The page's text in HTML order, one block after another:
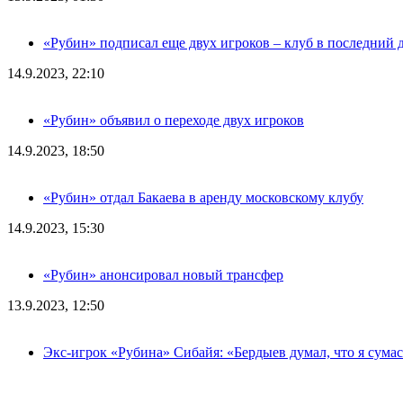
«Рубин» подписал еще двух игроков – клуб в последний
14.9.2023, 22:10
«Рубин» объявил о переходе двух игроков
14.9.2023, 18:50
«Рубин» отдал Бакаева в аренду московскому клубу
14.9.2023, 15:30
«Рубин» анонсировал новый трансфер
13.9.2023, 12:50
Экс-игрок «Рубина» Сибайя: «Бердыев думал, что я